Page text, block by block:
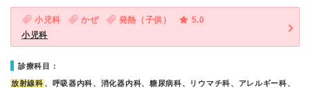
小児科 かぜ 発熱（子供）
5.0
小児科
診療科目：
放射線科 、呼吸器内科、消化器内科、糖尿病科、リウマチ科、アレルギー科、